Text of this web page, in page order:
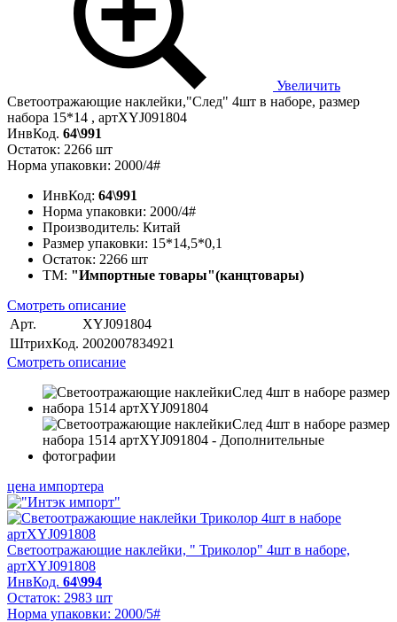
Увеличить
Светоотражающие наклейки,"След" 4шт в наборе, размер
набора 15*14 , артXYJ091804
ИнвКод. 64\991
Остаток: 2266 шт
Норма упаковки: 2000/4#
ИнвКод: 64\991
Норма упаковки: 2000/4#
Производитель: Китай
Размер упаковки: 15*14,5*0,1
Остаток: 2266 шт
ТМ: "Импортные товары"(канцтовары)
Смотреть описание
Арт.
XYJ091804
ШтрихКод. 2002007834921
Смотреть описание
цена импортера
Светоотражающие наклейки, " Триколор" 4шт в наборе,
артXYJ091808
ИнвКод. 64\994
Остаток: 2983 шт
Норма упаковки: 2000/5#